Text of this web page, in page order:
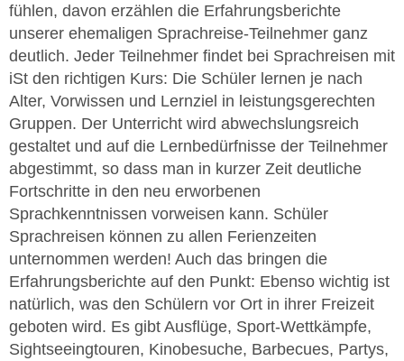
fühlen, davon erzählen die Erfahrungsberichte
unserer ehemaligen Sprachreise-Teilnehmer ganz
deutlich. Jeder Teilnehmer findet bei Sprachreisen mit
iSt den richtigen Kurs: Die Schüler lernen je nach
Alter, Vorwissen und Lernziel in leistungsgerechten
Gruppen. Der Unterricht wird abwechslungsreich
gestaltet und auf die Lernbedürfnisse der Teilnehmer
abgestimmt, so dass man in kurzer Zeit deutliche
Fortschritte in den neu erworbenen
Sprachkenntnissen vorweisen kann. Schüler
Sprachreisen können zu allen Ferienzeiten
unternommen werden! Auch das bringen die
Erfahrungsberichte auf den Punkt: Ebenso wichtig ist
natürlich, was den Schülern vor Ort in ihrer Freizeit
geboten wird. Es gibt Ausflüge, Sport-Wettkämpfe,
Sightseeingtouren, Kinobesuche, Barbecues, Partys,